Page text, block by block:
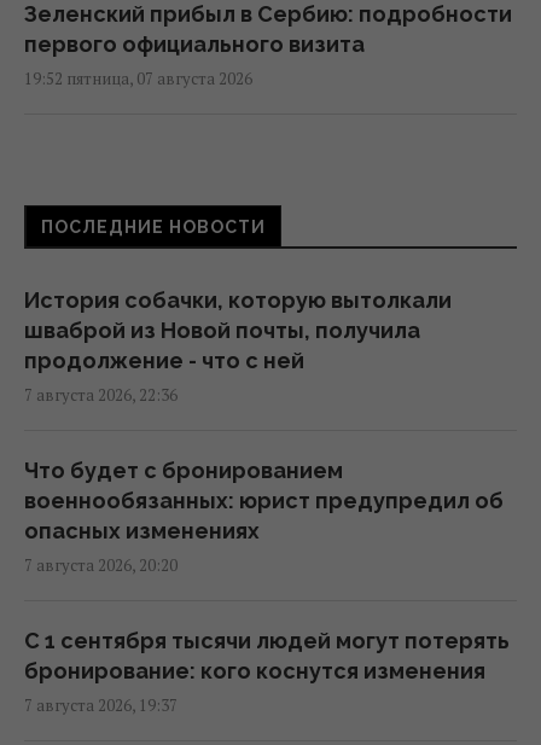
Зеленский прибыл в Сербию: подробности
первого официального визита
19:52 пятница, 07 августа 2026
Atlantic
19:23 пятница, 07 августа 2026
База ФСБ, корабли и ЗРК "Бук": Мадяр
раскрыл результаты ударов по
российским целям (видео)
Зеленский впервые поедет с официальным
визитом в Сербию: названа дата
17:18 пятница, 07 августа 2026
Россия ударила по футбольному стадиону
"Черноморец" в Одессе, есть раненые
(фото, видео)
ПОСЛЕДНИЕ НОВОСТИ
История собачки, которую вытолкали
шваброй из Новой почты, получила
продолжение - что с ней
7 августа 2026, 22:36
Что будет с бронированием
военнообязанных: юрист предупредил об
опасных изменениях
7 августа 2026, 20:20
С 1 сентября тысячи людей могут потерять
бронирование: кого коснутся изменения
7 августа 2026, 19:37